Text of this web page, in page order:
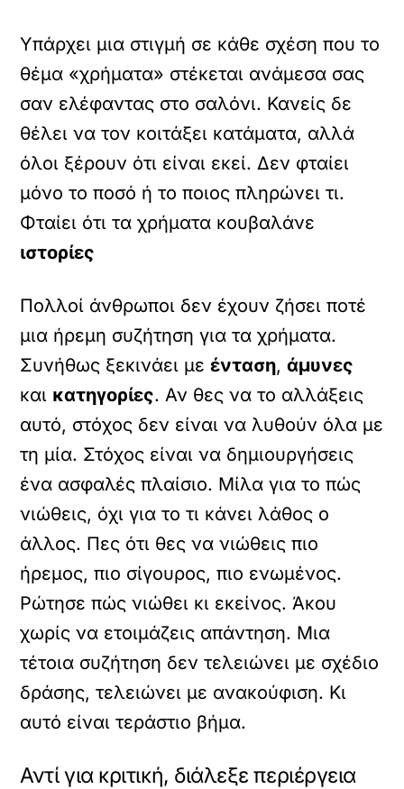
Υπάρχει μια στιγμή σε κάθε σχέση που το
θέμα «χρήματα» στέκεται ανάμεσα σας
σαν ελέφαντας στο σαλόνι. Κανείς δε
θέλει να τον κοιτάξει κατάματα, αλλά
όλοι ξέρουν ότι είναι εκεί. Δεν φταίει
μόνο το ποσό ή το ποιος πληρώνει τι.
Φταίει ότι τα χρήματα κουβαλάνε
ιστορίες
Πολλοί άνθρωποι δεν έχουν ζήσει ποτέ
μια ήρεμη συζήτηση για τα χρήματα.
Συνήθως ξεκινάει μεένταση,άμυνες
και κατηγορίες. Αν θες να το αλλάξεις
αυτό, στόχος δεν είναι να λυθούν όλα με
τη μία. Στόχος είναι να δημιουργήσεις
ένα ασφαλές πλαίσιο. Μίλα για το πώς
νιώθεις, όχι για το τι κάνει λάθος ο
άλλος. Πες ότι θες να νιώθεις πιο
ήρεμος, πιο σίγουρος, πιο ενωμένος.
Ρώτησε πώς νιώθει κι εκείνος. Άκου
χωρίς να ετοιμάζεις απάντηση. Μια
τέτοια συζήτηση δεν τελειώνει με σχέδιο
δράσης, τελειώνει με ανακούφιση. Κι
αυτό είναι τεράστιο βήμα.
Αντί για κριτική, διάλεξε περιέργεια